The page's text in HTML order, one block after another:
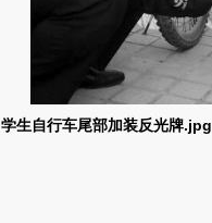
学生自行车尾部加装反光牌.jpg